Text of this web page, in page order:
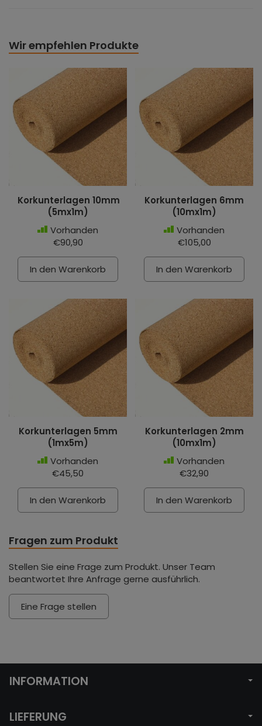
Wir empfehlen Produkte
Korkunterlagen 10mm
(5mx1m)
Vorhanden
€90,90
In den Warenkorb
Korkunterlagen 6mm
(10mx1m)
Vorhanden
€105,00
In den Warenkorb
Korkunterlagen 5mm
(1mx5m)
Vorhanden
€45,50
In den Warenkorb
Korkunterlagen 2mm
(10mx1m)
Vorhanden
€32,90
In den Warenkorb
Fragen zum Produkt
Stellen Sie eine Frage zum Produkt. Unser Team
beantwortet Ihre Anfrage gerne ausführlich.
Eine Frage stellen
INFORMATION
LIEFERUNG